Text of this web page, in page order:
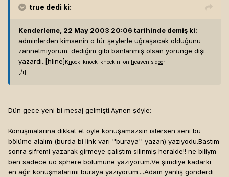
true dedi ki:
Kenderleme, 22 May 2003 20:06 tarihinde demiş ki:
adminlerden kimsenin o tür şeylerle uğraşacak olduğunu
zannetmiyorum. dediğim gibi banlanmış olsan yörünge dışı
yazardı..[hline] Knock-knock-knockin' on heaven's door
[/i]
Dün gece yeni bi mesaj gelmişti.Aynen şöyle:
Konuşmalarına dikkat et öyle konuşamazsın istersen seni bu
bölüme alalım (burda bi link varı ''buraya'' yazan) yazıyodu.Bastım
sonra şifremi yazarak girmeye çalıştım silinmiş heralde!! ne biliym
ben sadece uo sphere bölümüne yazıyorum.Ve şimdiye kadarki
en ağır konuşmalarımı buraya yazıyorum....Adam yanlış gönderdi